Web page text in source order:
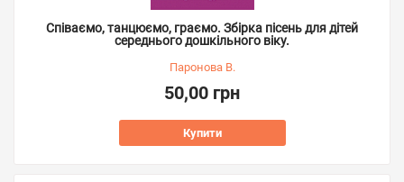
Співаємо, танцюємо, граємо. Збірка пісень для дітей
середнього дошкільного віку.
Паронова В.
50,00 грн
Купити